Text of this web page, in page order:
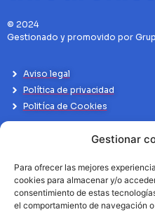
Gestionar
Para ofrecer las mejores
cookies para almacenar y/o
consentimiento de estas
el comportamiento de navegación
© 2024
Gestionado y promovido por
Aviso legal
Política de privacidad
Politíca de Cookies